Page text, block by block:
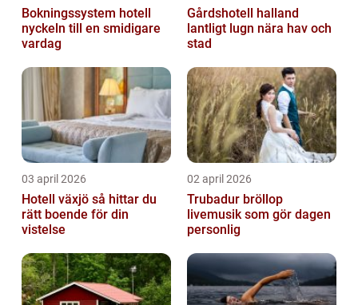
Bokningssystem hotell
nyckeln till en smidigare
vardag
Gårdshotell halland
lantligt lugn nära hav och
stad
03 april 2026
Hotell växjö så hittar du
rätt boende för din
vistelse
02 april 2026
Trubadur bröllop
livemusik som gör dagen
personlig